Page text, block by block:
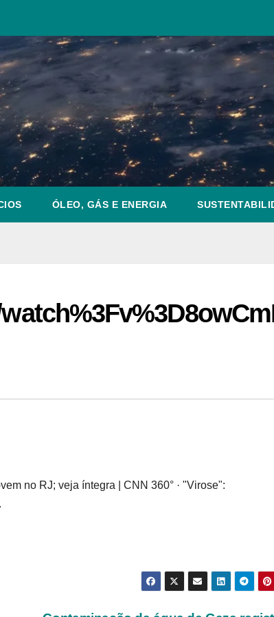
ÓLEO, GÁS E ENERGIA
no RJ; veja íntegra | CNN 360° · "Virose":